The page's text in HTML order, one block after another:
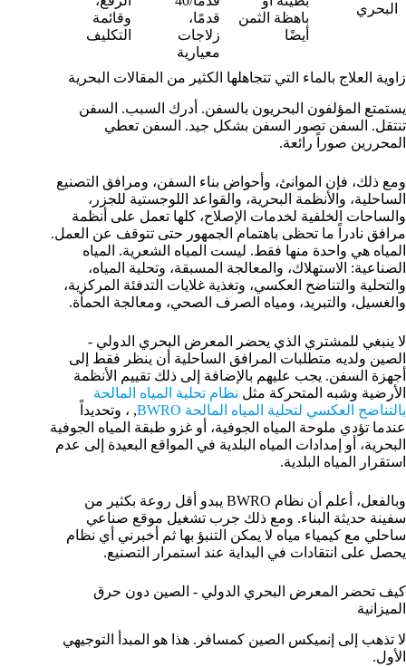
البحري
باهظة الثمن
أيضًا
قدمًا،
زلاجات
معيارية
وقائمة
التكليف
زاوية العلاج بالماء التي تتجاهلها الكثير من المقالات البحرية
يستمتع المؤلفون البحريون بالسفن. أدرك السبب. السفن
تنتقل. السفن تصور السفن بشكل جيد. السفن تعطي
المحررين صوراً رائعة.
ومع ذلك، فإن الموانئ، وأحواض بناء السفن، ومرافق التصنيع
الساحلية، والأنظمة البحرية، والقواعد اللوجستية للجزر،
والساحات الخلفية لخدمات الإصلاح، كلها تعمل على أنظمة
مرافق نادراً ما تحظى باهتمام الجمهور حتى تتوقف عن العمل.
المياه هي واحدة منها فقط. ليست المياه الشعرية. المياه
الصناعية: الاستهلاك، والمعالجة المسبقة، وتحلية المياه،
والتحلية والتناضح العكسي، وتغذية غلايات التدفئة المركزية،
والغسيل، والتبريد، ومياه الصرف الصحي، ومعالجة الحمأة.
لا ينبغي للمشتري الذي يحضر المعرض البحري الدولي -
الصين ولديه متطلبات المرافق الساحلية أن ينظر فقط إلى
أجهزة السفن. يجب عليهم بالإضافة إلى ذلك تقييم الأنظمة
الأرضية وشبه المتحركة مثل نظام تحلية المياه المالحة
بالتناضح العكسي لتحلية المياه المالحة BWRO
, ، وتحديداً
عندما تؤدي ملوحة المياه الجوفية، أو غزو طبقة المياه الجوفية
البحرية، أو إمدادات المياه البلدية في المواقع البعيدة إلى عدم
استقرار المياه البلدية.
وبالفعل، أعلم أن نظام BWRO يبدو أقل روعة بكثير من
سفينة حديثة البناء. ومع ذلك جرب تشغيل موقع صناعي
ساحلي مع كيمياء مياه لا يمكن التنبؤ بها ثم أخبرني أي نظام
يحصل على انتقادات في البداية عند استمرار التصنيع.
كيف تحضر المعرض البحري الدولي - الصين دون حرق
الميزانية
لا تذهب إلى إنميكس الصين كمسافر. هذا هو المبدأ التوجيهي
الأول.